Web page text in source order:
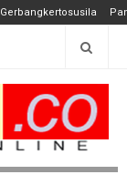
Gerbangkertosusila